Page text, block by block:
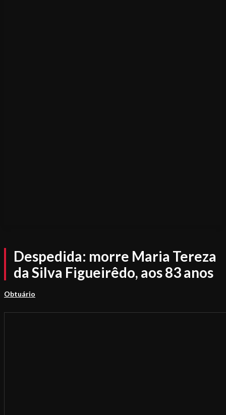
Despedida: morre Maria Tereza
da Silva Figueirêdo, aos 83 anos
Obtuário